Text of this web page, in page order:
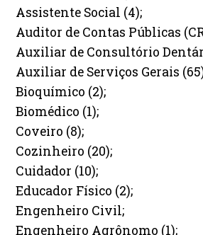
Assistente Social (4);
Auditor de Contas Públicas
Auxiliar de Consultório
Auxiliar de Serviços Gerais
Bioquímico (2);
Biomédico (1);
Coveiro (8);
Cozinheiro (20);
Cuidador (10);
Educador Físico (2);
Engenheiro Civil;
Engenheiro Agrônomo (1);